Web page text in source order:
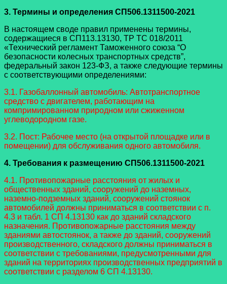
3. Термины и определения СП506.1311500-2021
В настоящем своде правил применены термины,
содержащиеся в СП113.13130, ТР ТС 018/2011
«Технический регламент Таможенного союза “О
безопасности колесных транспортных средств”,
федеральный закон 123-ФЗ, а также следующие термины
с соответствующими определениями:
3.1. Газобаллонный автомобиль: Автотранспортное
средство с двигателем, работающим на
компримированном природном или сжиженном
углеводородном газе.
3.2. Пост: Рабочее место (на открытой площадке или в
помещении) для обслуживания одного автомобиля.
4. Требования к размещению СП506.1311500-2021
4.1. Противопожарные расстояния от жилых и
общественных зданий, сооружений до наземных,
наземно-подземных зданий, сооружений стоянок
автомобилей должны приниматься в соответствии с п.
4.3 и табл. 1 СП 4.13130 как до зданий складского
назначения. Противопожарные расстояния между
зданиями автостоянок, а также до зданий, сооружений
производственного, складского должны приниматься в
соответствии с требованиями, предусмотренными для
зданий на территориях производственных предприятий в
соответствии с разделом 6 СП 4.13130.